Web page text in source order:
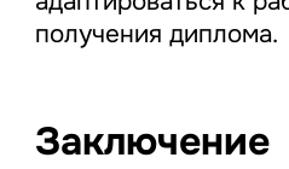
получения диплома.
Заключение